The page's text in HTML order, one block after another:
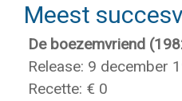
Meest
De boezemvriend
Release: 9 december
Recette: € 0